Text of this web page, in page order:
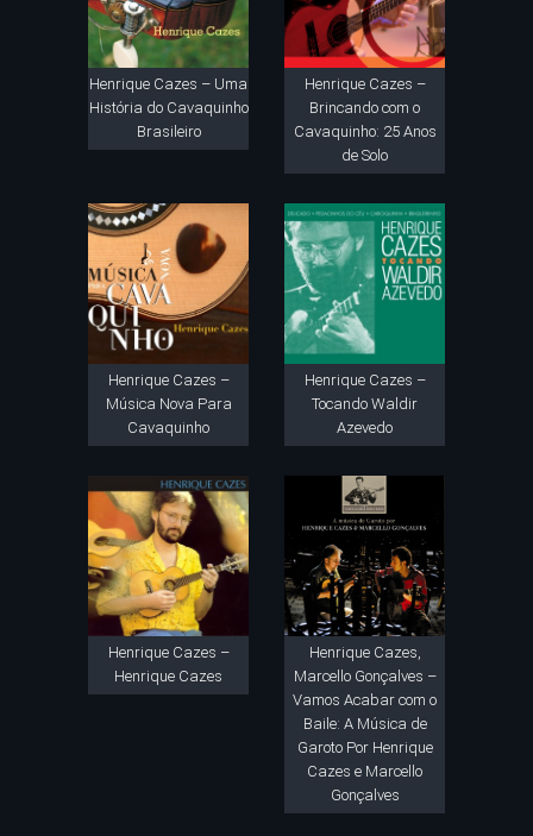
Henrique Cazes – Uma
História do Cavaquinho
Brasileiro
Henrique Cazes –
Brincando com o
Cavaquinho: 25 Anos
de Solo
Henrique Cazes –
Música Nova Para
Cavaquinho
Henrique Cazes –
Tocando Waldir
Azevedo
Henrique Cazes –
Henrique Cazes
Henrique Cazes,
Marcello Gonçalves –
Vamos Acabar com o
Baile: A Música de
Garoto Por Henrique
Cazes e Marcello
Gonçalves